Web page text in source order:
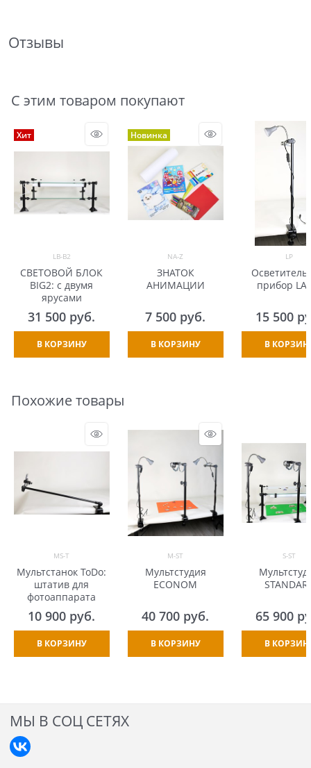
Отзывы
С этим товаром покупают
Хит
LB-B2
СВЕТОВОЙ БЛОК
BIG2: с двумя
ярусами
31 500 руб.
В КОРЗИНУ
Новинка
NA-Z
ЗНАТОК
АНИМАЦИИ
7 500 руб.
В КОРЗИНУ
LP
прибор
15 500
В
Похожие товары
MS-T
Мультстанок ToDo:
штатив для
фотоаппарата
10 900 руб.
В КОРЗИНУ
M-ST
Мультстудия
ECONOM
40 700 руб.
В КОРЗИНУ
S-ST
65 900
В
МЫ В СОЦ СЕТЯХ